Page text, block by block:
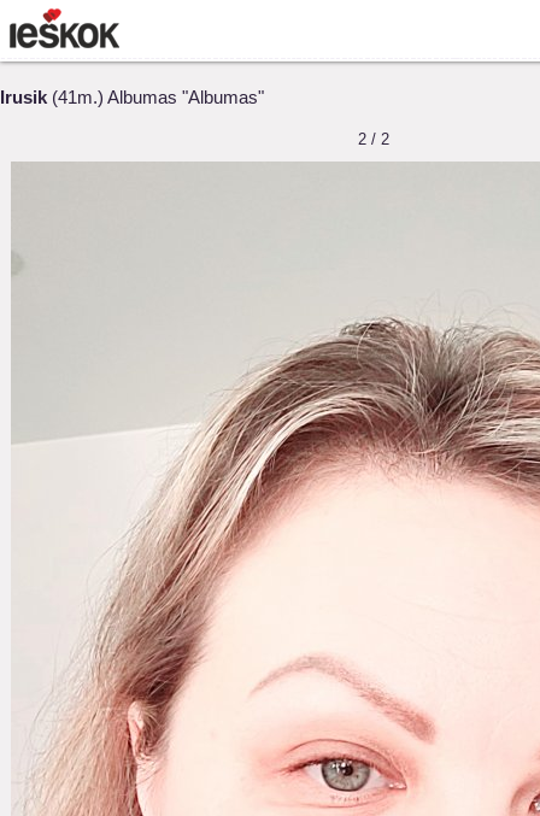
Irusik (41m.) Albumas "Albumas"
2 / 2